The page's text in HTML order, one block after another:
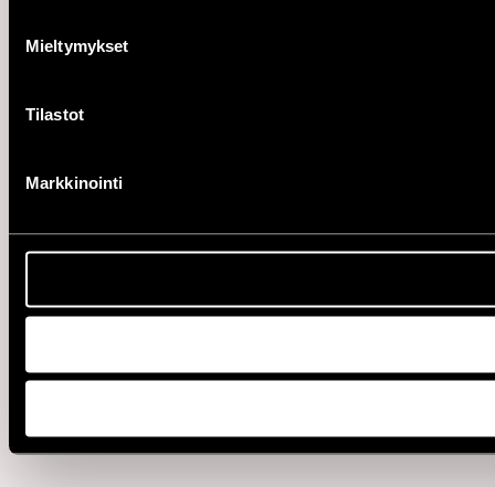
Mieltymykset
Tilastot
Markkinointi